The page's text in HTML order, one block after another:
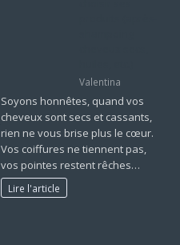
Valentina
Soyons honnêtes, quand vos
cheveux sont secs et cassants,
rien ne vous brise plus le cœur.
Vos coiffures ne tiennent pas,
vos pointes restent rêches…
Lire l'article